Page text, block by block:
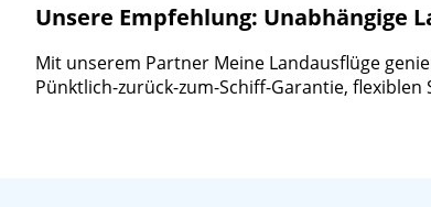
Unsere Empfehlung: Unabhängige
Mit unserem Partner Meine Landausflüge
Pünktlich-zurück-zum-Schiff-Garantie,